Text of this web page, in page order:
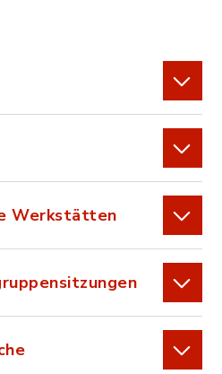
Werkstätten